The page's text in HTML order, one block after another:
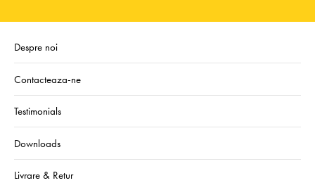
Despre noi
Contacteaza-ne
Testimonials
Downloads
Livrare & Retur